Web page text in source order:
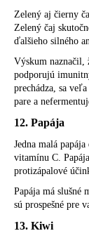
Zelený aj čierny
Zelený čaj
ďalšieho silného
Výskum naznačil,
podporujú
prechádza, sa
pare a
12. Papája
Jedna malá
vitamínu C.
protizápalové
Papája má slušné
sú prospešné pre
13. Kiwi